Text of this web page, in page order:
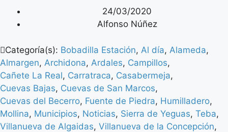
24/03/2020
Alfonso Núñez
Categoría(s): Bobadilla Estación, Al día, Alameda,
Almargen, Archidona, Ardales, Campillos,
Cañete La Real, Carratraca, Casabermeja,
Cuevas Bajas, Cuevas de San Marcos,
Cuevas del Becerro, Fuente de Piedra, Humilladero,
Mollina, Municipios, Noticias, Sierra de Yeguas, Teba,
Villanueva de Algaidas, Villanueva de la Concepción,